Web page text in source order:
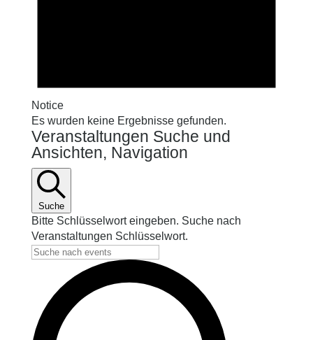
Notice
Es wurden keine Ergebnisse gefunden.
Veranstaltungen Suche und
Ansichten, Navigation
Suche
Bitte Schlüsselwort eingeben. Suche nach
Veranstaltungen Schlüsselwort.